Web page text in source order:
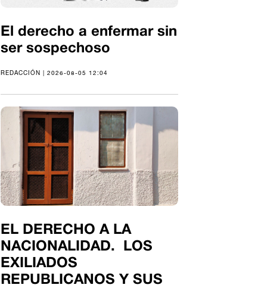
El derecho a enfermar sin
ser sospechoso
REDACCIÓN | 2026-08-05 12:04
EL DERECHO A LA
NACIONALIDAD. LOS
EXILIADOS
REPUBLICANOS Y SUS